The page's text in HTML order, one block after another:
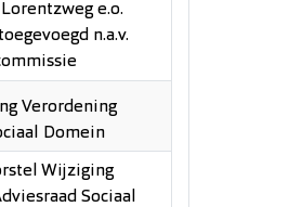
e.o.
n.a.v.
Verordening
Domein
Wijziging
Sociaal